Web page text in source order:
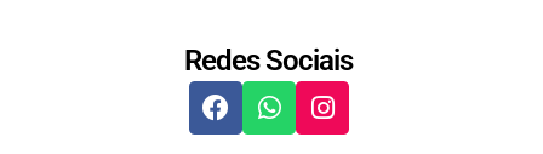
Redes Sociais